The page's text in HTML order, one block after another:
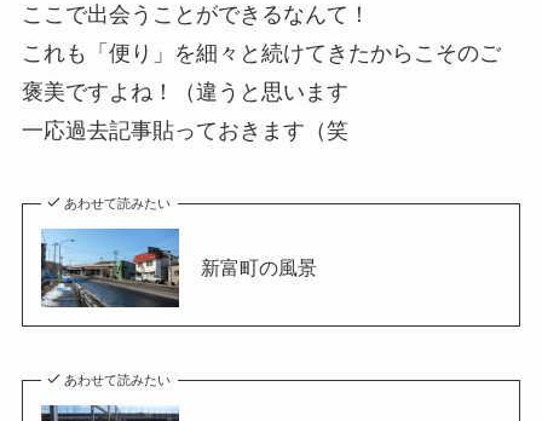
ここで出会うことができるなんて！
これも「便り」を細々と続けてきたからこそのご
褒美ですよね！（違うと思います
一応過去記事貼っておきます（笑
あわせて読みたい
新富町の風景
あわせて読みたい